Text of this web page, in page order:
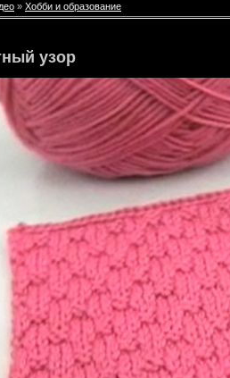
» Хобби и образование
узор